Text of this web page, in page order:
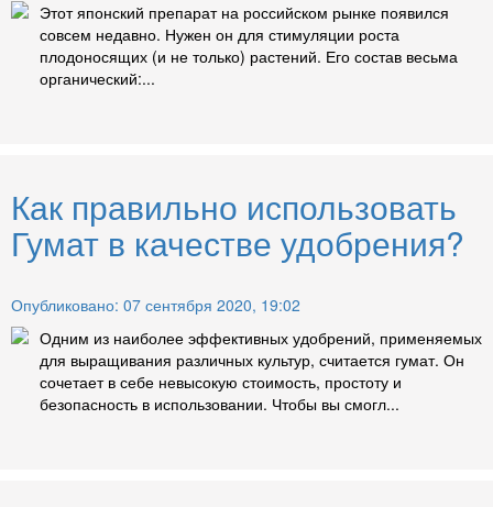
Этот японский препарат на российском рынке появился
совсем недавно. Нужен он для стимуляции роста
плодоносящих (и не только) растений. Его состав весьма
органический:...
Как правильно использовать
Гумат в качестве удобрения?
Опубликовано: 07 сентября 2020, 19:02
Одним из наиболее эффективных удобрений, применяемых
для выращивания различных культур, считается гумат. Он
сочетает в себе невысокую стоимость, простоту и
безопасность в использовании. Чтобы вы смогл...